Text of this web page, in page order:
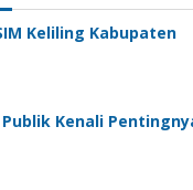
Keliling Kabupaten
Kenali